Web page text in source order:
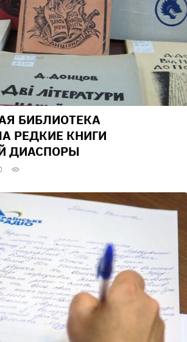
БИБЛИОТЕКА
РЕДКИЕ КНИГИ
ДИАСПОРЫ